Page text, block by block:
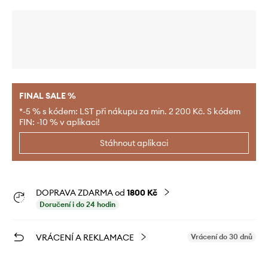
FINAL SALE %
*-5 % s kódem: LST při nákupu za min. 2 200 Kč. S kódem
FIN: -10 % v aplikaci!
Stáhnout aplikaci
DOPRAVA ZDARMA od 1800 Kč
Doručení i do 24 hodin
VRÁCENÍ A REKLAMACE Vrácení do 30 dnů